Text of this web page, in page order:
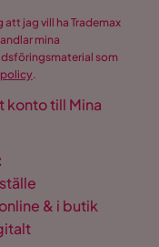
jag vill ha Trademax
mina
som
.
konto till Mina
& i butik